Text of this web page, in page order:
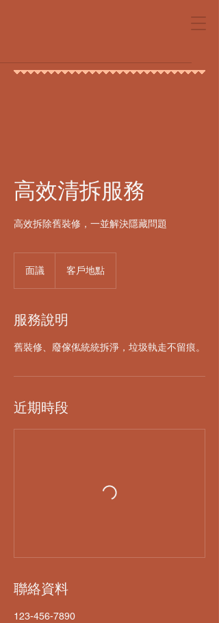
高效清拆服務
高效拆除舊裝修，一並解決隱藏問題
面議 客戶地點
服務說明
舊裝修、廢傢俬統統拆淨，垃圾執走不留痕。
近期時段
聯絡資料
123-456-7890